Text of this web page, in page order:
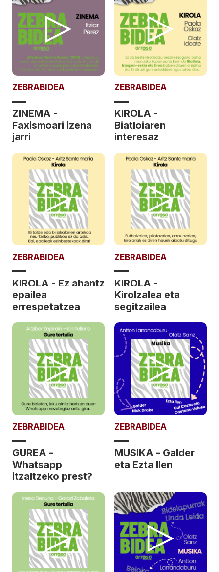
ZEBRABIDEA
ZINEMA -
Faxismoari izena
jarri
ZEBRABIDEA
KIROLA -
Biatloiaren
interesaz
ZEBRABIDEA
KIROLA - Ez ahantz
epailea
errespetatzea
ZEBRABIDEA
KIROLA -
Kirolzalea eta
segitzailea
ZEBRABIDEA
GUREA -
Whatsapp
itzaltzeko prest?
ZEBRABIDEA
MUSIKA - Galder
eta Ezta Ilen